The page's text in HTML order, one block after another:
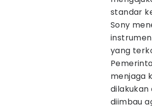
standar
Sony
yang
menjaga
diimbau